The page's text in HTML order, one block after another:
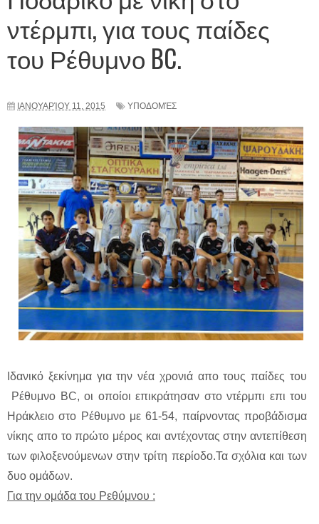
ντέρμπι, για τους παίδες
του Ρέθυμνο BC.
ΙΑΝΟΥΑΡΊΟΥ 11, 2015 ΥΠΟΔΟΜΈΣ
Ιδανικό ξεκίνημα για την νέα χρονιά απο τους παίδες του
Ρέθυμνο BC, οι οποίοι επικράτησαν στο ντέρμπι επι του
Ηράκλειο στο Ρέθυμνο με 61-54, παίρνοντας προβάδισμα
νίκης απο το πρώτο μέρος και αντέχοντας στην αντεπίθεση
των φιλοξενούμενων στην τρίτη περίοδο.Τα σχόλια και των
δυο ομάδων.
Για την ομάδα του Ρεθύμνου :